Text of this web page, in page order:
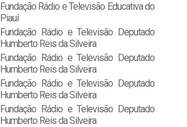
Fundação Rádio e Televisão Educativa do
Piauí
Fundação Rádio e Televisão Deputado
Humberto Reis da Silveira
Fundação Rádio e Televisão Deputado
Humberto Reis da Silveira
Fundação Rádio e Televisão Deputado
Humberto Reis da Silveira
Fundação Rádio e Televisão Deputado
Humberto Reis da Silveira